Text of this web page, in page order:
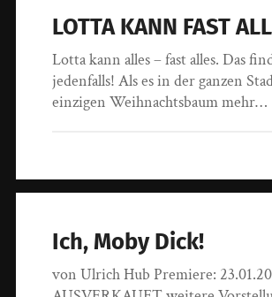
LOTTA KANN FAST
Lotta kann alles – fast alles. Das
jedenfalls! Als es in der ganzen
einzigen Weihnachtsbaum mehr…
Ich, Moby Dick!
von Ulrich Hub Premiere: